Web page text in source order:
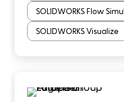
SOLIDWORKS Flow
SOLIDWORKS Visualize